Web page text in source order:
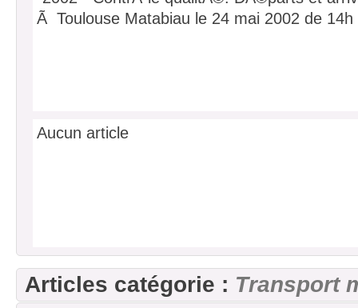
2007 - Siemens et DB prÃ©sentent leur
"Paris- Hautes-Alpes HÃ´tel"
Poids lourds.
2006 - REUNION PLENIERE
DE CONSOMMATEURS Jeudi 28
2006 - CORDILLERES DES ANDES
Ã Toulouse Matabiau le 24 mai 2002 de
Aucun article
Articles catégorie : Transport